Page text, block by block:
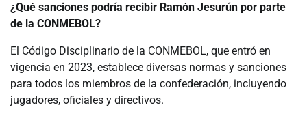
¿Qué sanciones podría recibir Ramón Jesurún por parte
de la CONMEBOL?
El Código Disciplinario de la CONMEBOL, que entró en
vigencia en 2023, establece diversas normas y sanciones
para todos los miembros de la confederación, incluyendo
jugadores, oficiales y directivos.